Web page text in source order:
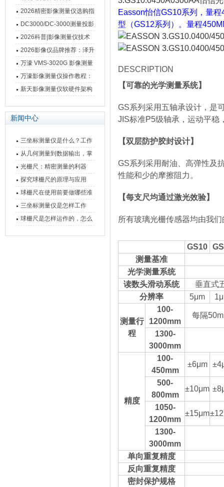
3020FS/VMS-4030FS手动
影像测量仪技术参数
2026精密影像测量仪选购指
南 靠谱品牌一站式选型推荐
DC3000/DC-3000测量投影
仪万濠数据处理器数显表故
障维修方法
2026科普|影像测量仪技术
原理、分类及选型应用
2026影像仪品牌推荐：泽升
影像测量仪选型指南
万濠 VMS-3020G 影像测量
仪技术规格与应用解析
万濠影像测量仪操作教程：
从开机到出报告，新手也能
新天影像测量仪软硬件架构
新闻中心
三坐标测量仪是什么？工作
原理、分类与核心功能一次
讲清
从几何测量到数据输出，掌
握万濠影像测量仪的六大核
心能力
光栅尺：精密测量的利器
探究球栅尺的原理与应用
球栅尺在使用前要做哪些准
备工作？
三坐标测量仪是怎样工作
的，功能有什么优势？
球栅尺是怎样运作的，怎么
Easson怡信GS10系列，量
型（GS12系列）。量程
DESCRIPTION
【可靠的光学测量系统】
GS系列采用五轴承设计，是
JIS标准P5级轴承，运动平稳
【双层防护胶封设计】
GS系列采用耐油、高弹性及
性能和少的摩擦阻力。
【每支尺均通过激光效验】
所有玻璃光栅传感器均由我
GS10
测量基准
光学测量系统
读数头滑动系统
垂直式
分辨率
5μm
测量行
程
100-
1200mm
每隔
1300-
3000mm
精度
100-
450mm
±6μm
500-
800mm
±10μm
1050-
1200mm
±15μm
1300-
3000mm
单向重复精度
反向重复精度
密封保护规格